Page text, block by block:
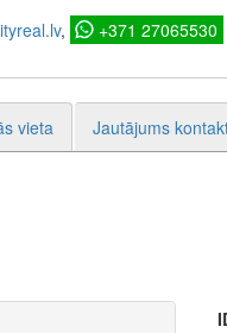
+371 27065530
vieta Jautājums